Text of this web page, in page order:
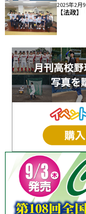
2025年2月
【法政】